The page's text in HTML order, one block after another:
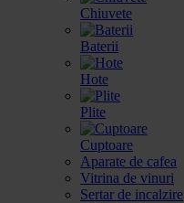
Chiuvete
Baterii
Hote
Plite
Cuptoare
Aparate de cafea
Vitrina de vinuri
Sertar de incalzire